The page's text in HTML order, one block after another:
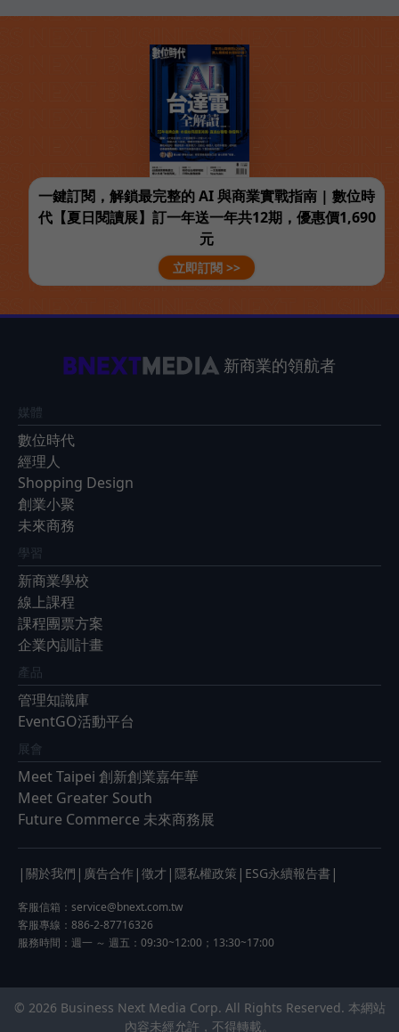
一鍵訂閱，解鎖最完整的 AI 與商業實戰指南 | 數位時
代【夏日閱讀展】訂一年送一年共12期，優惠價1,690
元
立即訂閱 >>
新商業的領航者
媒體
數位時代
經理人
Shopping Design
創業小聚
未來商務
學習
新商業學校
線上課程
課程團票方案
企業內訓計畫
產品
管理知識庫
EventGO活動平台
展會
Meet Taipei 創新創業嘉年華
Meet Greater South
Future Commerce 未來商務展
| 關於我們 | 廣告合作 | 徵才 | 隱私權政策 | ESG永續報告書 |
客服信箱： service@bnext.com.tw
客服專線：886-2-87716326
服務時間：週一 ～ 週五：09:30~12:00；13:30~17:00
© 2026 Business Next Media Corp. All Rights Reserved. 本網站
內容未經允許，不得轉載。